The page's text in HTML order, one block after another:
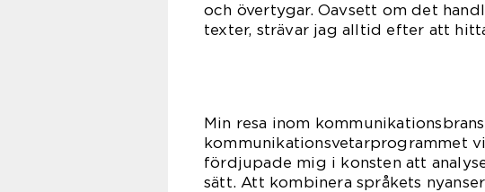
och övertygar. Oavsett om det
texter, strävar jag alltid efter att
Min resa inom
kommunikationsvetarprogrammet
fördjupade mig i konsten att
sätt. Att kombinera språkets